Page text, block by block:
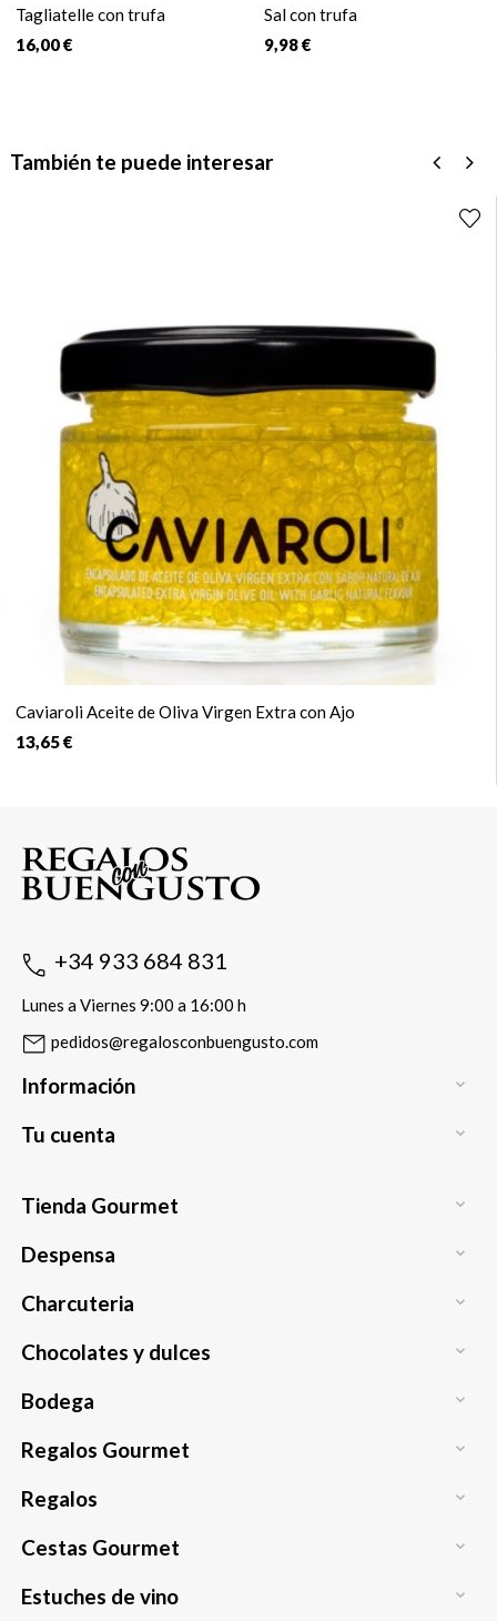
Tagliatelle con trufa
16,00 €
Sal con trufa
9,98 €
También te puede interesar
Caviaroli Aceite de Oliva Virgen Extra con Ajo
13,65 €
›
+34 933 684 831
Lunes a Viernes 9:00 a 16:00 h
pedidos@regalosconbuengusto.com
Información 
Tu cuenta 
Tienda Gourmet 
Despensa 
Charcuteria 
Chocolates y dulces 
Bodega 
Regalos Gourmet 
Regalos 
Cestas Gourmet 
Estuches de vino 